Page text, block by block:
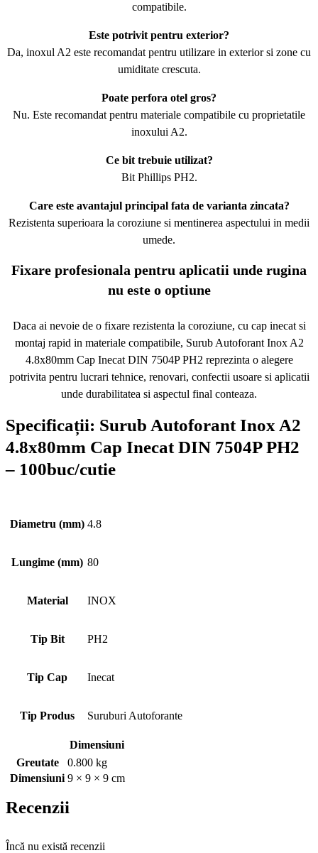
compatibile.
Este potrivit pentru exterior?
Da, inoxul A2 este recomandat pentru utilizare in exterior si zone cu
umiditate crescuta.
Poate perfora otel gros?
Nu. Este recomandat pentru materiale compatibile cu proprietatile
inoxului A2.
Ce bit trebuie utilizat?
Bit Phillips PH2.
Care este avantajul principal fata de varianta zincata?
Rezistenta superioara la coroziune si mentinerea aspectului in medii
umede.
Fixare profesionala pentru aplicatii unde rugina
nu este o optiune
Daca ai nevoie de o fixare rezistenta la coroziune, cu cap inecat si
montaj rapid in materiale compatibile, Surub Autoforant Inox A2
4.8x80mm Cap Inecat DIN 7504P PH2 reprezinta o alegere
potrivita pentru lucrari tehnice, renovari, confectii usoare si aplicatii
unde durabilitatea si aspectul final conteaza.
Specificații: Surub Autoforant Inox A2
4.8x80mm Cap Inecat DIN 7504P PH2
– 100buc/cutie
Diametru (mm) 4.8
Lungime (mm) 80
Material INOX
Tip Bit PH2
Tip Cap Inecat
Tip Produs Suruburi Autoforante
Dimensiuni
Greutate
0.800 kg
Dimensiuni 9 × 9 × 9 cm
Recenzii
Încă nu există recenzii